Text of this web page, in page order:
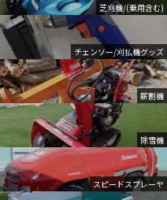
芝刈機/(乗用含む)
チェンソー/刈払機グッズ
薪割機
除雪機
スピードスプレーヤ